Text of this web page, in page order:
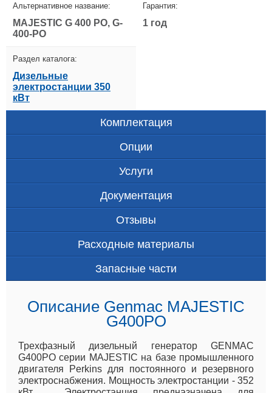
Альтернативное название:
MAJESTIC G 400 PO, G-
400-PO
Гарантия:
1 год
Раздел каталога:
Дизельные
электростанции 350
кВт
Комплектация
Опции
Услуги
Документация
Отзывы
Расходные материалы
Запасные части
Описание Genmac MAJESTIC
G400PO
Трехфазный дизельный генератор GENMAC
G400PO серии MAJESTIC на базе промышленного
двигателя Perkins для постоянного и резервного
электроснабжения. Мощность электростанции - 352